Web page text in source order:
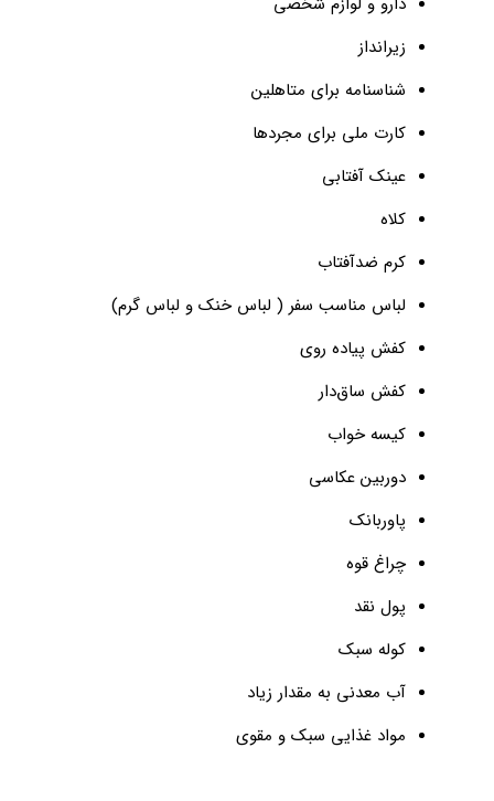
زیرانداز
شناسنامه برای متاهلین
کارت ملی برای مجردها
عینک آفتابی
کلاه
کرم ضدآفتاب
لباس مناسب سفر ( لباس خنک و لباس گرم)
کفش پیاده روی
کفش ساق‌دار
کیسه خواب
دوربین عکاسی
پاوربانک
چراغ قوه
پول نقد
کوله سبک
آب معدنی به مقدار زیاد
مواد غذایی سبک و مقوی